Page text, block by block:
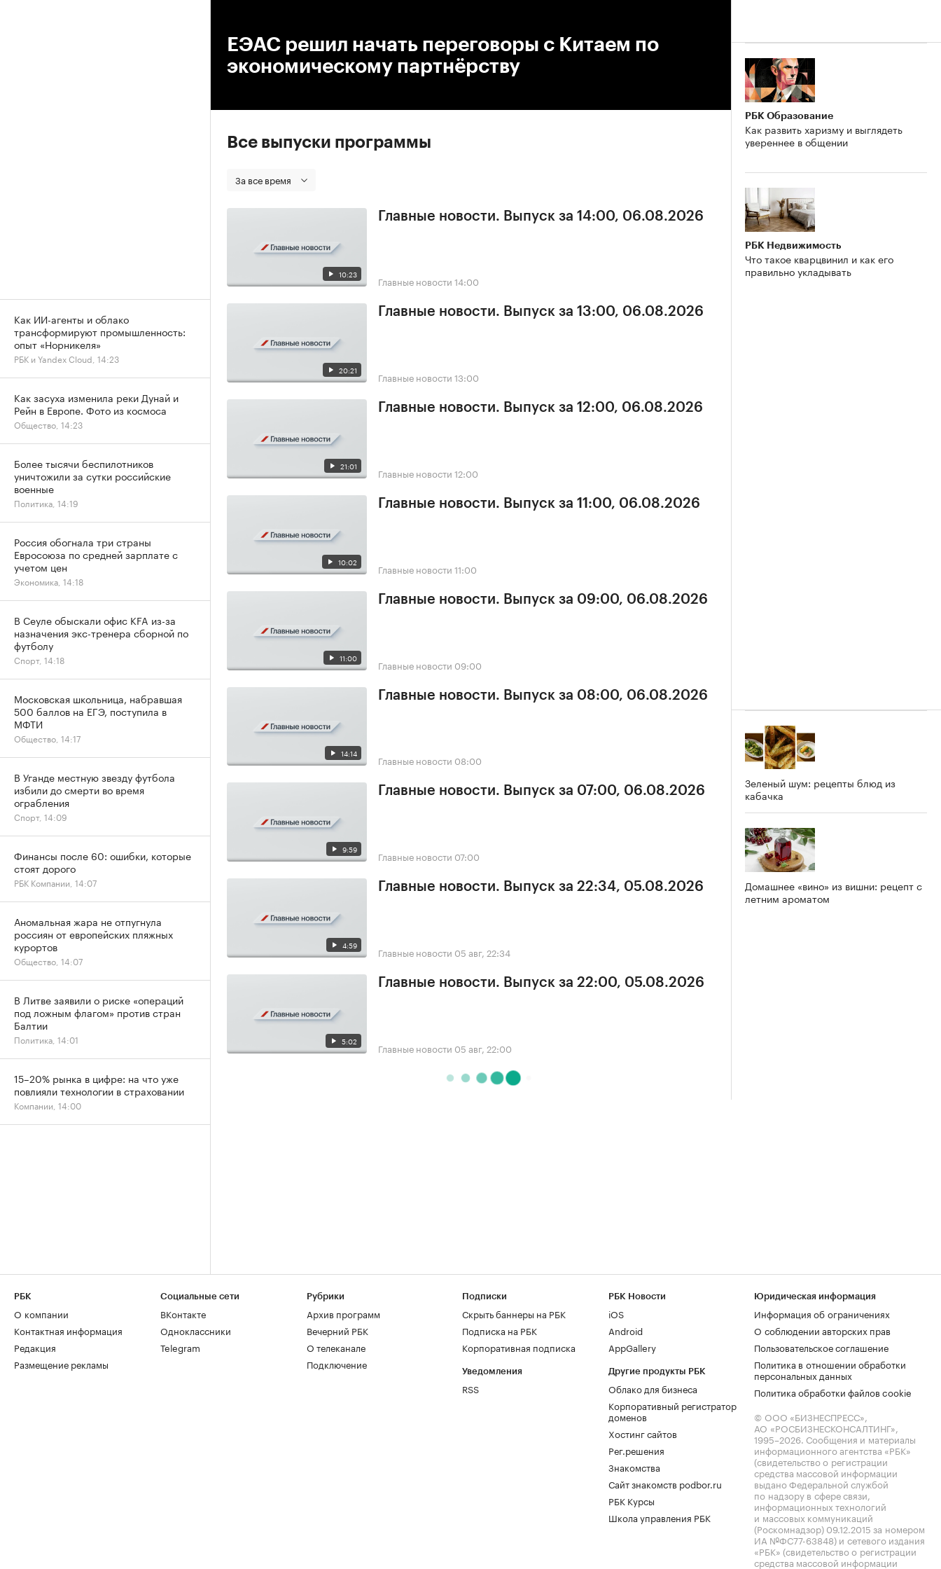
ЕЭАС решил начать переговоры с Китаем по
экономическому партнёрству
Все выпуски программы
За все время
10:23
Главные новости. Выпуск за 14:00, 06.08.2026
Главные новости 14:00
20:21
Главные новости. Выпуск за 13:00, 06.08.2026
Главные новости 13:00
21:01
Главные новости. Выпуск за 12:00, 06.08.2026
Главные новости 12:00
10:02
Главные новости. Выпуск за 11:00, 06.08.2026
Главные новости 11:00
11:00
Главные новости. Выпуск за 09:00, 06.08.2026
Главные новости 09:00
14:14
Главные новости. Выпуск за 08:00, 06.08.2026
Главные новости 08:00
9:59
Главные новости. Выпуск за 07:00, 06.08.2026
Главные новости 07:00
4:59
Главные новости. Выпуск за 22:34, 05.08.2026
Главные новости 05 авг, 22:34
5:02
Главные новости. Выпуск за 22:00, 05.08.2026
Главные новости 05 авг, 22:00
РБК Образование
Как развить харизму и выглядеть
увереннее в общении
РБК Недвижимость
Что такое кварцвинил и как его
правильно укладывать
Зеленый шум: рецепты блюд из
кабачка
Домашнее «вино» из вишни: рецепт с
летним ароматом
Как ИИ-агенты и облако
трансформируют промышленность:
опыт «Норникеля»
РБК и Yandex Cloud, 14:23
Как засуха изменила реки Дунай и
Рейн в Европе. Фото из космоса
Общество, 14:23
Более тысячи беспилотников
уничтожили за сутки российские
военные
Политика, 14:19
Россия обогнала три страны
Евросоюза по средней зарплате с
учетом цен
Экономика, 14:18
В Сеуле обыскали офис KFA из-за
назначения экс-тренера сборной по
футболу
Спорт, 14:18
Московская школьница, набравшая
500 баллов на ЕГЭ, поступила в
МФТИ
Общество, 14:17
В Уганде местную звезду футбола
избили до смерти во время
ограбления
Спорт, 14:09
Финансы после 60: ошибки, которые
стоят дорого
РБК Компании, 14:07
Аномальная жара не отпугнула
россиян от европейских пляжных
курортов
Общество, 14:07
В Литве заявили о риске «операций
под ложным флагом» против стран
Балтии
Политика, 14:01
15–20% рынка в цифре: на что уже
повлияли технологии в страховании
Компании, 14:00
РБК
О компании
Контактная информация
Редакция
Размещение рекламы
Социальные сети
ВКонтакте
Одноклассники
Telegram
Рубрики
Архив программ
Вечерний РБК
О телеканале
Подключение
Подписки
Скрыть баннеры на РБК
Подписка на РБК
Корпоративная подписка
Уведомления
RSS
РБК Новости
iOS
Android
AppGallery
Другие продукты РБК
Облако для бизнеса
Корпоративный регистратор
доменов
Хостинг сайтов
Рег.решения
Знакомства
Сайт знакомств podbor.ru
РБК Курсы
Школа управления РБК
Юридическая информация
Информация об ограничениях
О соблюдении авторских прав
Пользовательское соглашение
Политика в отношении обработки
персональных данных
Политика обработки файлов cookie
© ООО «БИЗНЕСПРЕСС»,
АО «РОСБИЗНЕСКОНСАЛТИНГ»,
1995–2026. Сообщения и материалы
информационного агентства «РБК»
(свидетельство о регистрации
средства массовой информации
выдано Федеральной службой
по надзору в сфере связи,
информационных технологий
и массовых коммуникаций
(Роскомнадзор) 09.12.2015 за номером
ИА №ФС77-63848) и сетевого издания
«РБК» (свидетельство о регистрации
средства массовой информации